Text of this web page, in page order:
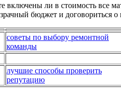
включены ли в стоимость все
бюджет и договориться о
советы по выбору ремонтной
команды
лучшие способы проверить
репутацию